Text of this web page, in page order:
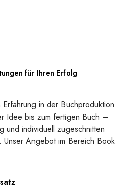
für Ihren Erfolg
in der Buchproduktion
Idee bis zum fertigen Buch –
und individuell zugeschnitten
Angebot im Bereich Book